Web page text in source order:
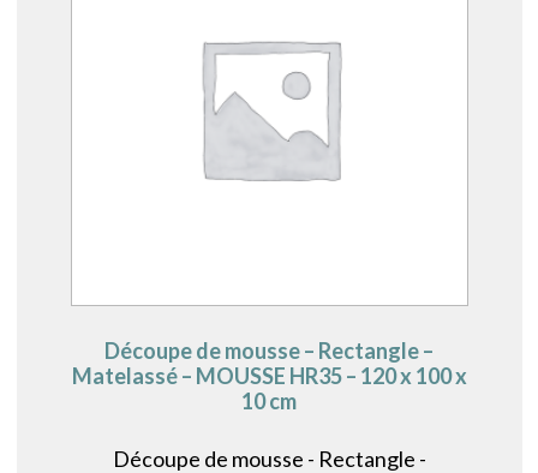
Découpe de mousse – Rectangle –
Matelassé – MOUSSE HR35 – 120 x 100 x
10 cm
Découpe de mousse - Rectangle -